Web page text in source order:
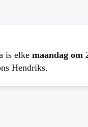
is elke maandag om
Hendriks.